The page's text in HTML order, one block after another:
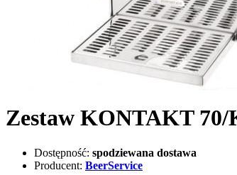
Zestaw KONTAKT 70/
Dostępność: spodziewana dostawa
Producent: BeerService